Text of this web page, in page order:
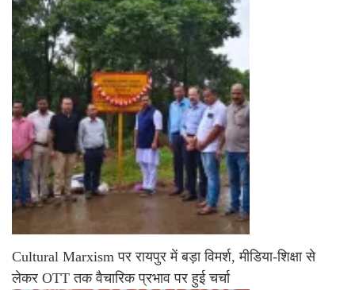
Cultural Marxism पर रायपुर में बड़ा विमर्श, मीडिया-शिक्षा से
लेकर OTT तक वैचारिक प्रभाव पर हुई चर्चा